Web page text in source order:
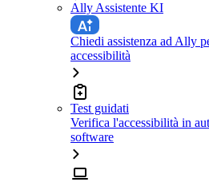
Ally Assistente KI
Chiedi assistenza ad Ally
accessibilità
Test guidati
Verifica l'accessibilità in
software